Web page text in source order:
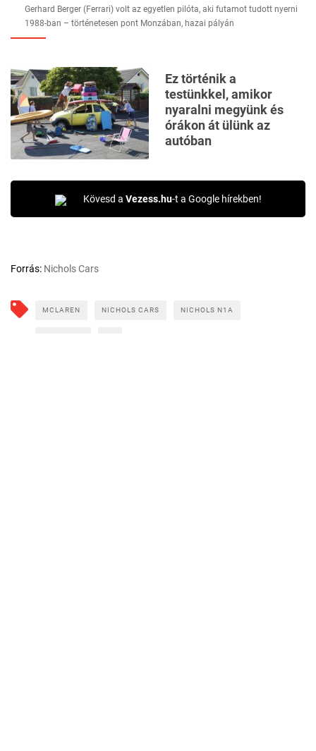
Gerhard Berger (Ferrari) volt az egyetlen pilóta, aki futamot tudott nyerni
1988-ban – történetesen pont Monzában, hazai pályán
Ez történik a
testünkkel, amikor
nyaralni megyünk és
órákon át ülünk az
autóban
Kövesd a Vezess.hu-t a Google hírekben!
Forrás: Nichols Cars
MCLAREN NICHOLS CARS NICHOLS N1A